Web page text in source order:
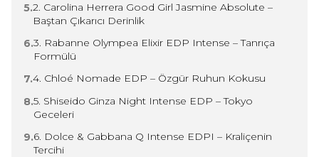
5.2. Carolina Herrera Good Girl Jasmine Absolute –
Baştan Çıkarıcı Derinlik
6.3. Rabanne Olympea Elixir EDP Intense – Tanrıça
Formülü
7.4. Chloé Nomade EDP – Özgür Ruhun Kokusu
8.5. Shiseido Ginza Night Intense EDP – Tokyo
Geceleri
9.6. Dolce & Gabbana Q Intense EDPI – Kraliçenin
Tercihi